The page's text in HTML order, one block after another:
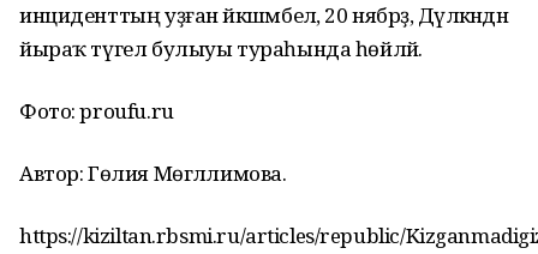
инциденттың уҙған йәкшәмбелә, 20 нябрҙә, Дәүләкәндән
йыраҡ түгел булыуы тураһында һөйләй.
Фото: proufu.ru
Автор: Гөлия Мөгәллимова.
https://kiziltan.rbsmi.ru/articles/republic/